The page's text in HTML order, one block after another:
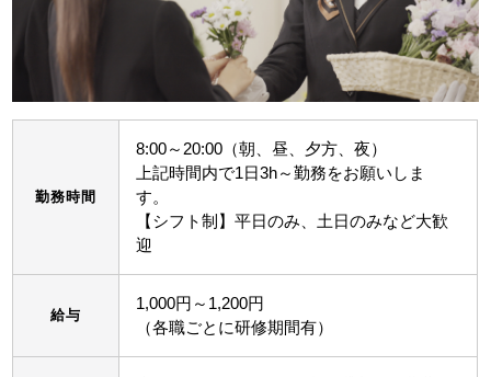
勤務時間
8:00～20:00（朝、昼、夕方、夜）
上記時間内で1日3h～勤務をお願いしま
す。
【シフト制】平日のみ、土日のみなど大歓
迎
給与
1,000円～1,200円
（各職ごとに研修期間有）